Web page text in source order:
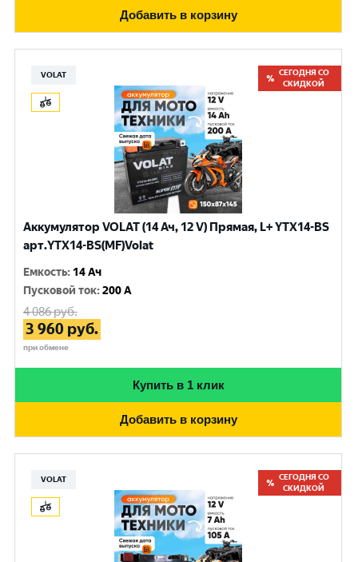
Добавить в корзину
VOLAT
СЕГОДНЯ СО
СКИДКОЙ
Аккумулятор VOLAT (14 Ач, 12 V) Прямая, L+ YTX14-BS
арт.YTX14-BS(MF)Volat
Емкость: 14 Ач
Пусковой ток:200 A
4 086руб.
3 960 руб.
при обмене
Купить в 1 клик
Добавить в корзину
VOLAT
СЕГОДНЯ СО
СКИДКОЙ